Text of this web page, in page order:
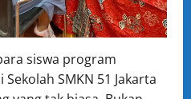
siswa program
SMKN 51 Jakarta